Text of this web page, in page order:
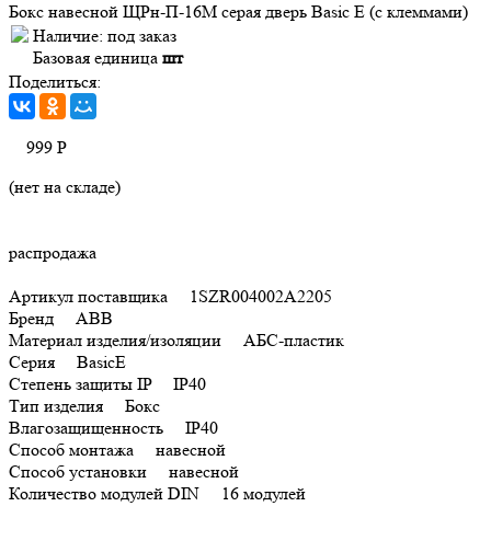
Бокс навесной ЩРн-П-16М серая дверь Basic E (с клеммами)
Наличие: под заказ
Базовая единица шт
Поделиться:
999 Р
(нет на складе)
распродажа
Артикул поставщика 1SZR004002A2205
Бренд ABB
Материал изделия/изоляции АБС-пластик
Серия BasicE
Степень защиты IP IP40
Тип изделия Бокс
Влагозащищенность IP40
Способ монтажа навесной
Способ установки навесной
Количество модулей DIN 16 модулей